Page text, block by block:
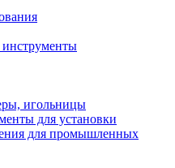
игольницы
для установки
для промышленных